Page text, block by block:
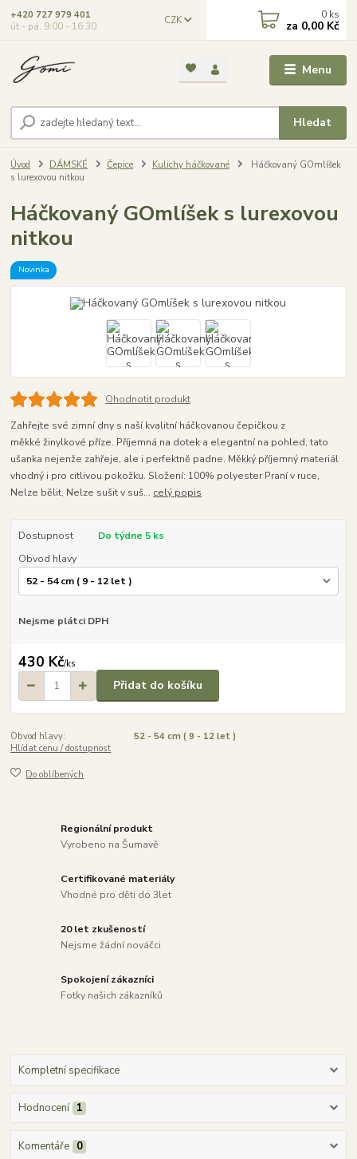
Menu
CZK
Hledat
+420 727 979 401
út - pá, 9:00 - 16:30
0 ks
za 0,00 Kč
Úvod DÁMSKÉ Čepice Kulichy háčkované
Háčkovaný GOmlíšek
s lurexovou nitkou
Háčkovaný GOmlíšek s lurexovou
nitkou
Novinka
Ohodnotit produkt
Zahřejte své zimní dny s naší kvalitní háčkovanou čepičkou z
měkké žinylkové příze. Příjemná na dotek a elegantní na pohled, tato
ušanka nejenže zahřeje, ale i perfektně padne. Měkký příjemný materiál
vhodný i pro citlivou pokožku. Složení: 100% polyester Praní v ruce,
Nelze bělit, Nelze sušit v suš... celý popis
Dostupnost
Do týdne 5 ks
Obvod hlavy
Nejsme plátci DPH
430 Kč/ks
Přidat do košíku
Obvod hlavy:
52 - 54 cm ( 9 - 12 let )
Hlídat cenu / dostupnost
Do oblíbených
Regionální produkt
Vyrobeno na Šumavě
Certifikované materiály
Vhodné pro děti do 3let
20 let zkušeností
Nejsme žádní nováčci
Spokojení zákazníci
Fotky našich zákazníků
Kompletní specifikace
Hodnocení 1
Komentáře 0